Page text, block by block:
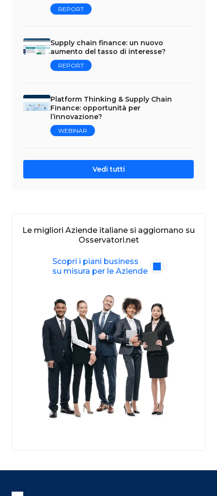
REPORT
Supply chain finance: un nuovo
aumento del tasso di interesse?
REPORT
Platform Thinking & Supply Chain
Finance: opportunità per
l’innovazione?
WEBINAR
Vedi tutti
Le migliori Aziende italiane si aggiornano su
Osservatori.net
Scopri i piani business
su misura per le Aziende